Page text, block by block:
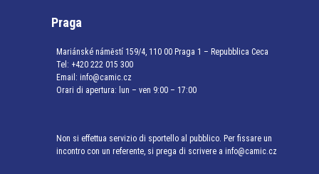
Praga
Mariánské náměstí 159/4, 110 00 Praga 1 – Repubblica Ceca
Tel: +420 222 015 300
Email: info@camic.cz
Orari di apertura: lun – ven 9:00 – 17:00
Non si effettua servizio di sportello al pubblico. Per fissare un
incontro con un referente, si prega di scrivere a info@camic.cz